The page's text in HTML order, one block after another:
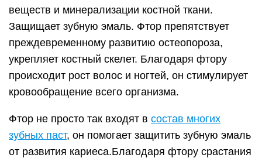
веществ и минерализации костной ткани.
Защищает зубную эмаль. Фтор препятствует
преждевременному развитию остеопороза,
укрепляет костный скелет. Благодаря фтору
происходит рост волос и ногтей, он стимулирует
кровообращение всего организма.
Фтор не просто так входят в состав многих
зубных паст, он помогает защитить зубную эмаль
от развития кариеса.Благодаря фтору срастания